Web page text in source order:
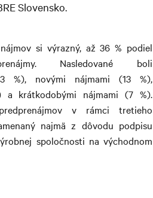
Slovensko.
si výrazný, až 36 % podiel
Nasledované boli
%), novými nájmami (13 %),
a krátkodobými nájmami (7 %).
v rámci tretieho
najmä z dôvodu podpisu
spoločnosti na východnom